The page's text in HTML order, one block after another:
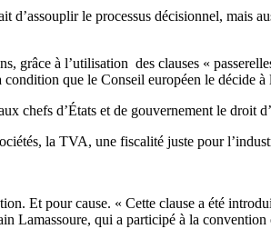
d’assouplir le processus décisionnel, mais
grâce à l’utilisation des clauses «
que le Conseil européen le décide à
chefs d’États et de gouvernement le
la TVA, une fiscalité juste pour
Et pour cause. « Cette clause a été
Lamassoure, qui a participé à la convention